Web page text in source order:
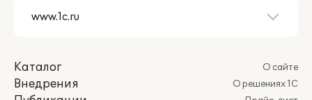
Каталог
Внедрения
О сайте
О решениях 1С